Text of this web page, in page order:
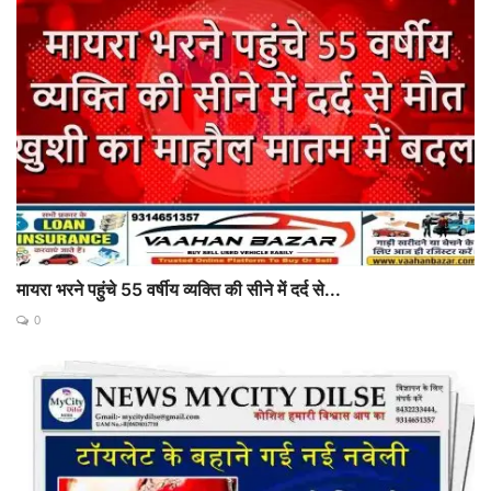
मायरा भरने पहुंचे 55 वर्षीय व्यक्ति की सीने में दर्द से...
0